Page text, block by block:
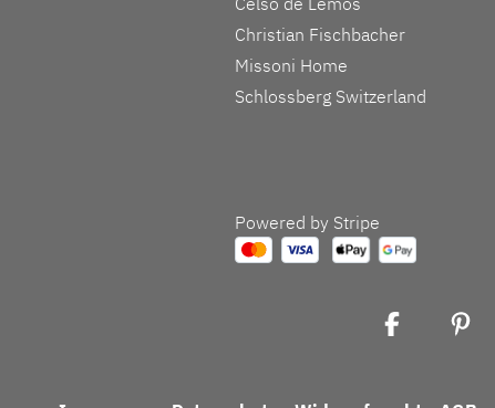
Christian Fischbacher
Missoni Home
Schlossberg Switzerland
Powered by Stripe